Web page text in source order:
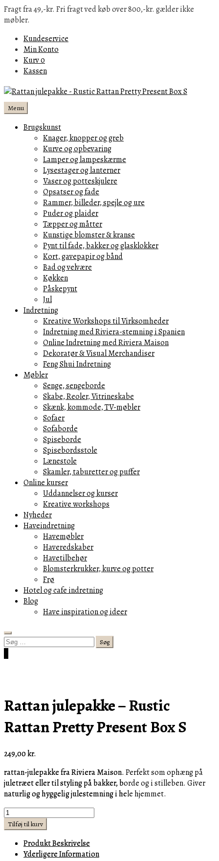
Fragt fra 49,-kr. Fri fragt ved køb over 800,-kr. gælder ikke
møbler.
Kundeservice
Min Konto
Kurv0
Kassen
Menu
Brugskunst
Knager, knopper og greb
Kurve og opbevaring
Lamper og lampeskærme
Lysestager og lanterner
Vaser og potteskjulere
Opsatser og fade
Rammer, billeder, spejle og ure
Puder og plaider
Tæpper og måtter
Kunstige blomster & kranse
Pynt til fade, bakker og glasklokker
Kort, gavepapir og bånd
Bad og velvære
Køkken
Påskepynt
Jul
Indretning
Kreative Workshops til Virksomheder
Indretning med Riviera-stemning i Spanien
Online Indretning med Riviera Maison
Dekoratør & Visual Merchandiser
Feng Shui Indretning
Møbler
Senge, sengeborde
Skabe, Reoler, Vitrineskabe
Skænk, kommode, TV-møbler
Sofaer
Sofaborde
Spiseborde
Spisebordsstole
Lænestole
Skamler, taburetter og puffer
Online kurser
Uddannelser og kurser
Kreative workshops
Nyheder
Haveindretning
Havemøbler
Haveredskaber
Havetilbehør
Blomsterkrukker, kurve og potter
Frø
Hotel og cafe indretning
Blog
Have inspiration og ideer
Search
Søg
efter:
Rattan julepakke – Rustic
Rattan Pretty Present Box S
249,00kr.
rattan-julepakke fra Riviera Maison. Perfekt som ophæng på
juletræet eller til styling på bakker, borde og i stilleben. Giver
naturlig og hyggelig julestemning i hele hjemmet.
Rattan
julepakke
-
Rustic
Rattan
Tilføj til kurv
Produkt Beskrivelse
Yderligere Information